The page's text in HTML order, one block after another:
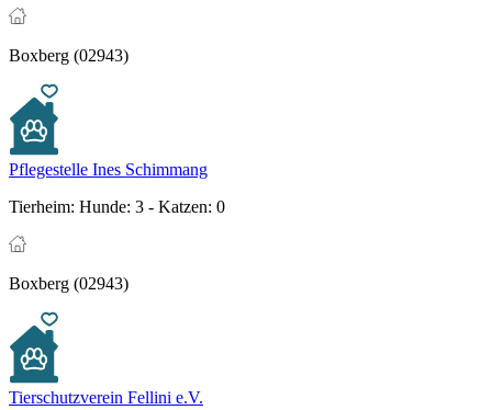
Boxberg (02943)
Pflegestelle Ines Schimmang
Tierheim: Hunde: 3 - Katzen: 0
Boxberg (02943)
Tierschutzverein Fellini e.V.